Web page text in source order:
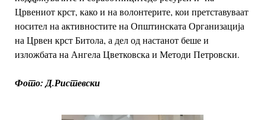
Црвениот крст, како и на волонтерите, кои претставуваат
носител на активностите на Општинската Организација
на Црвен крст Битола, а дел од настанот беше и
изложбата на Ангела Цветковска и Методи Петровски.
Фото: Д.Ристевски